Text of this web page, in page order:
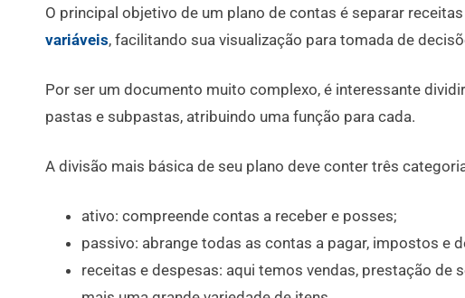
O principal objetivo de um plano de contas é separar
variáveis, facilitando sua visualização para tomada de
Por ser um documento muito complexo, é interessante
pastas e subpastas, atribuindo uma função para cada.
A divisão mais básica de seu plano deve conter três
ativo: compreende contas a receber e posses;
passivo: abrange todas as contas a pagar, impostos e
receitas e despesas: aqui temos vendas, prestação de